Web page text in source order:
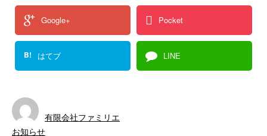
Google+ Pocket
B! はてブ LINE
有限会社ファミリエ
お知らせ